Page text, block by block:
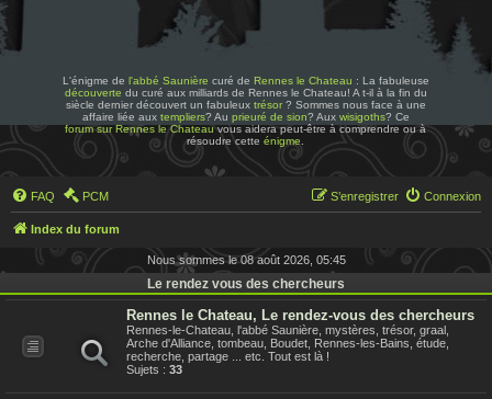
L'énigme de l'abbé Saunière curé de Rennes le Chateau : La fabuleuse
découverte du curé aux milliards de Rennes le Chateau! A t-il à la fin du
siècle dernier découvert un fabuleux trésor? Sommes nous face à une
affaire liée aux templiers? Au prieuré de sion? Aux wisigoths? Ce
forum sur Rennes le Chateauvous aidera peut-être à comprendre ou à
résoudre cetteénigme
FAQ PCM Connexion
S’enregistrer
Index du forum
Nous sommes le 08 août 2026, 05:45
Le rendez vous des chercheurs
Rennes le Chateau, Le rendez-vous des chercheurs
Rennes-le-Chateau, l'abbé Saunière, mystères, trésor, graal,
Arche d'Alliance, tombeau, Boudet, Rennes-les-Bains, étude,
recherche, partage ... etc. Tout est là !
Sujets : 33